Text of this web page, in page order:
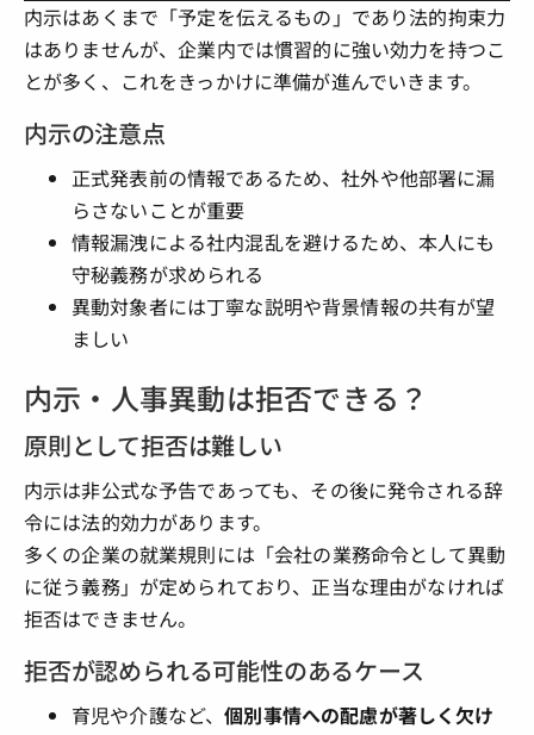
内示はあくまで「予定を伝えるもの」であり法的拘束力
はありませんが、企業内では慣習的に強い効力を持つこ
とが多く、これをきっかけに準備が進んでいきます。
内示の注意点
正式発表前の情報であるため、社外や他部署に漏
らさないことが重要
情報漏洩による社内混乱を避けるため、本人にも
守秘義務が求められる
異動対象者には丁寧な説明や背景情報の共有が望
ましい
内示・人事異動は拒否できる？
原則として拒否は難しい
内示は非公式な予告であっても、その後に発令される辞
令には法的効力があります。
多くの企業の就業規則には「会社の業務命令として異動
に従う義務」が定められており、正当な理由がなければ
拒否はできません。
拒否が認められる可能性のあるケース
育児や介護など、個別事情への配慮が著しく欠け